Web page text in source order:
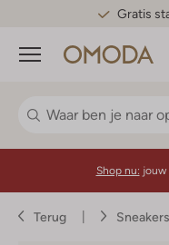
Gratis
Menu
Shop nu:
Terug